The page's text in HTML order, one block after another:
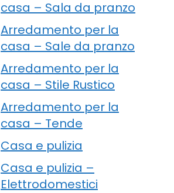
casa – Sala da pranzo
Arredamento per la
casa – Sale da pranzo
Arredamento per la
casa – Stile Rustico
Arredamento per la
casa – Tende
Casa e pulizia
Casa e pulizia –
Elettrodomestici